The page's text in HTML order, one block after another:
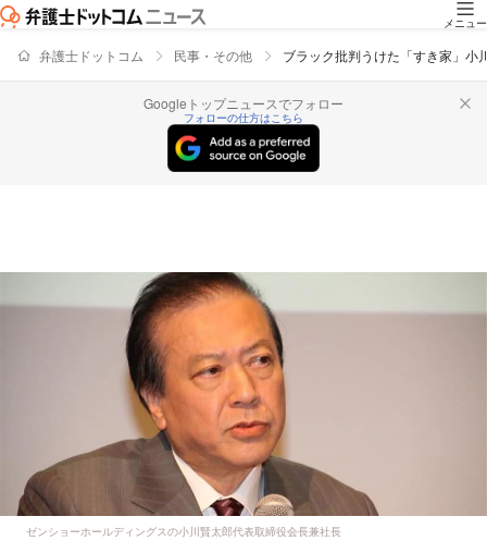
メニュー
弁護士ドットコム 民事・その他 ブラック批判うけた「すき家」小
Googleトップニュースでフォロー
フォローの仕方はこちら
ゼンショーホールディングスの小川賢太郎代表取締役会長兼社長